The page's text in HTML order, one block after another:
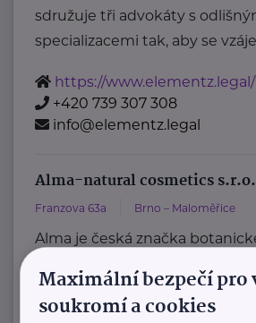
sdružuje tři advokáty s
specializacemi tak, aby se
https://www.elementz.legal/
+420 739 307 308
info@elementz.legal
Alma-natural cosmetics s.r.o.
Franzova 63a Brno – Maloměřice
Alma je česká značka
přírodní kosmetiku založenou
Maximální bezpečí pro
soukromí a cookies